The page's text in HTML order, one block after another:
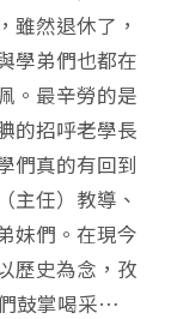
雖然退休了，
學弟們也都在
。最辛勞的是
的招呼老學長
們真的有回到
主任）教導、
妹們。在現今
歷史為念，孜
鼓掌喝采…